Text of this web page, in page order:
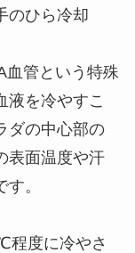
のひら冷却
管という特殊
液を冷やすこ
ダの中心部の
表面温度や汗
。
程度に冷やさ